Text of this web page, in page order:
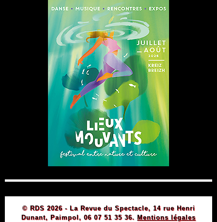
© RDS 2026 - La Revue du Spectacle, 14 rue Henri
Dunant, Paimpol, 06 07 51 35 36. Mentions légales